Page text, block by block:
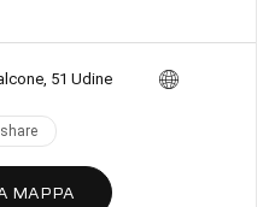
51 Udine
share
MAPPA